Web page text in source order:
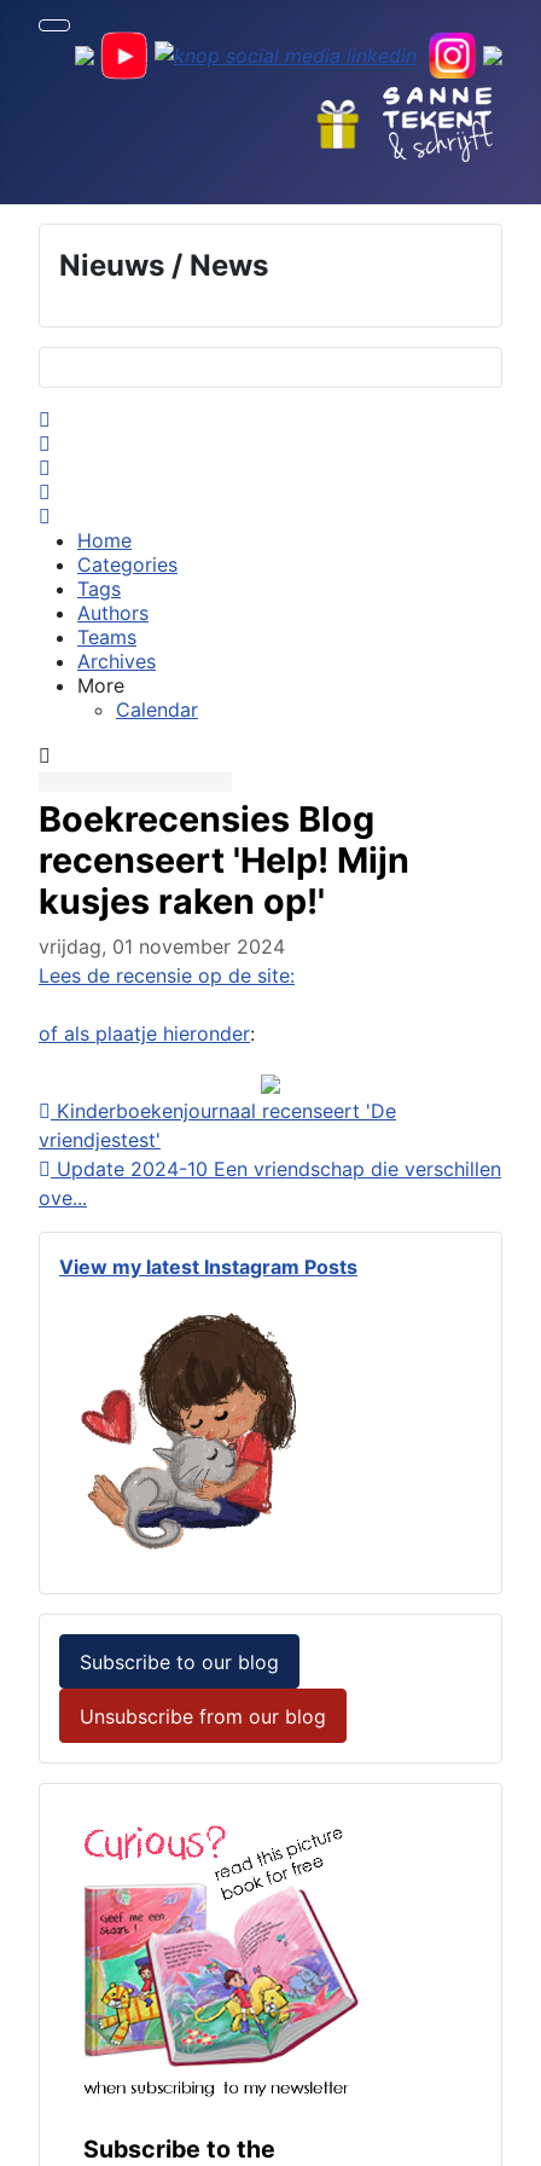
View my latest Instagram Posts
Subscribe to our blog
Unsubscribe from our blog
Subscribe to the
Nieuws / News
Selecteer de taal
Home
Categories
Tags
Authors
Teams
Archives
More
Calendar
Boekrecensies Blog
recenseert 'Help! Mijn
kusjes raken op!'
vrijdag, 01 november 2024
Lees de recensie op de site:
of als plaatje hieronder:
Kinderboekenjournaal recenseert 'De
vriendjestest'
Update 2024-10 Een vriendschap die verschillen
ove...